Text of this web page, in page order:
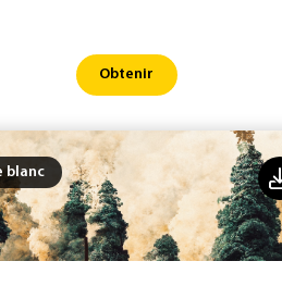
Obtenir
blanc